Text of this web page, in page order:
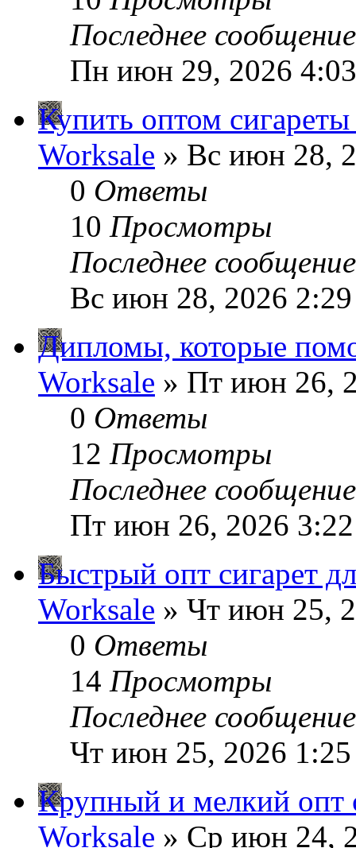
Последнее
Пн июн 29, 2026
Купить оптом
Worksale » Вс июн 28,
0 Ответы
10 Просмотры
Последнее
Вс июн 28, 2026
Дипломы, которые
Worksale » Пт июн 26,
0 Ответы
12 Просмотры
Последнее
Пт июн 26, 2026
Быстрый опт сигарет
Worksale » Чт июн 25,
0 Ответы
14 Просмотры
Последнее
Чт июн 25, 2026
Крупный и мелкий опт
Worksale » Ср июн 24,